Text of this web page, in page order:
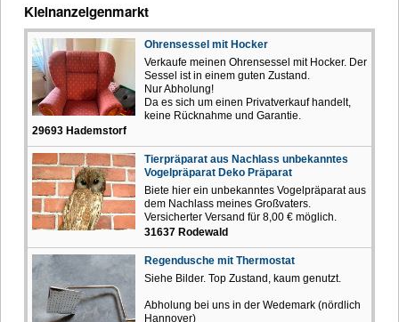
Kleinanzeigenmarkt
Ohrensessel mit Hocker
Verkaufe meinen Ohrensessel mit Hocker. Der
Sessel ist in einem guten Zustand.
Nur Abholung!
Da es sich um einen Privatverkauf handelt,
keine Rücknahme und Garantie.
29693 Hademstorf
Tierpräparat aus Nachlass unbekanntes
Vogelpräparat Deko Präparat
Biete hier ein unbekanntes Vogelpräparat aus
dem Nachlass meines Großvaters.
Versicherter Versand für 8,00 € möglich.
31637 Rodewald
Regendusche mit Thermostat
Siehe Bilder. Top Zustand, kaum genutzt.
Abholung bei uns in der Wedemark (nördlich
Hannover)